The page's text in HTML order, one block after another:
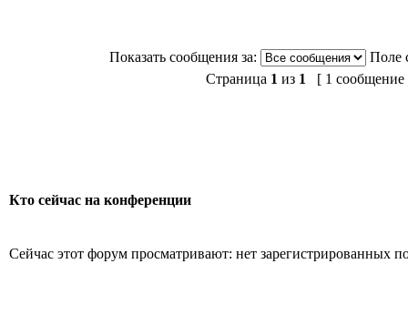
Показать сообщения за:
Поле
Страница 1 из 1 [ 1 сообщение
Кто сейчас на конференции
Сейчас этот форум просматривают: нет зарегистрированных